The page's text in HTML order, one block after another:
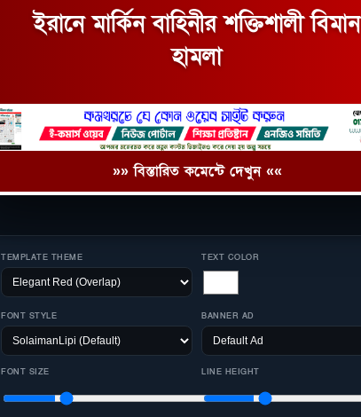
ইরানে মার্কিন বাহিনীর শক্তিশালী বিমান
হামলা
»» বিস্তারিত কমেন্টে দেখুন ««
TEMPLATE THEME TEXT COLOR
FONT STYLE BANNER AD
FONT SIZE LINE HEIGHT